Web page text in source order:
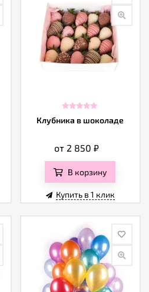
Клубника в шоколаде
от 2 850₽
В корзину
Купить в 1 клик